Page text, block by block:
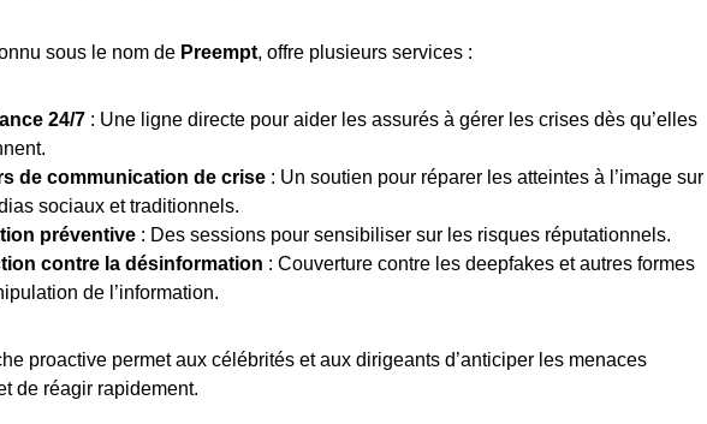
sous le nom de Preempt, offre plusieurs services :
24/7 : Une ligne directe pour aider les assurés à gérer les crises dès qu’elles
de communication de crise : Un soutien pour réparer les atteintes à l’image sur
sociaux et traditionnels.
préventive : Des sessions pour sensibiliser sur les risques réputationnels.
contre la désinformation : Couverture contre les deepfakes et autres formes
de l’information.
proactive permet aux célébrités et aux dirigeants d’anticiper les menaces
de réagir rapidement.